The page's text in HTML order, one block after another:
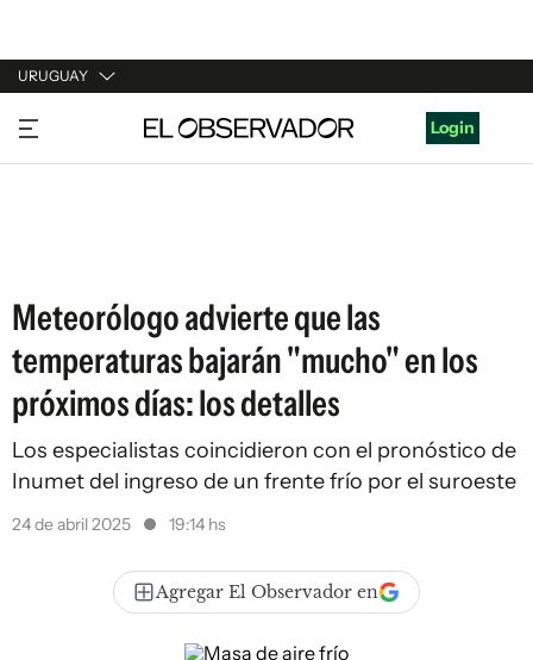
URUGUAY
URUGUAY
ARGENTINA
Login
Meteorólogo advierte que las
temperaturas bajarán "mucho" en los
próximos días: los detalles
Los especialistas coincidieron con el pronóstico de
Inumet del ingreso de un frente frío por el suroeste
24 de abril 2025 19:14 hs
Agregar El Observador en